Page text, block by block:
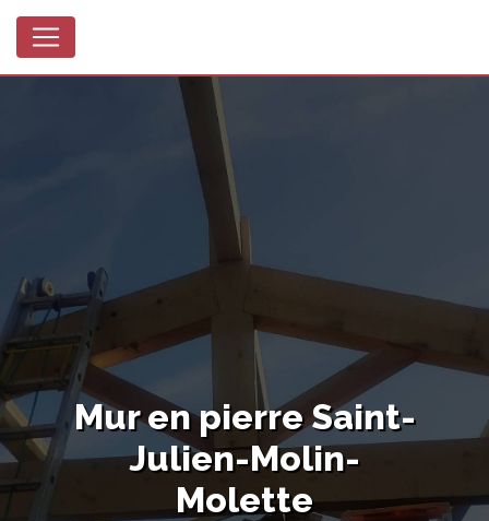
Mur en pierre Saint-
Julien-Molin-
Molette
Panneau de gestion des cookies